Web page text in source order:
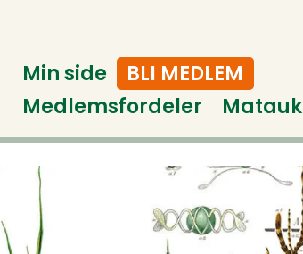
Min side
BLI MEDLEM
Medlemsfordeler
Matauk